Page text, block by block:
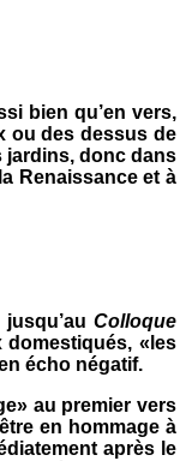
bien qu’en vers,
ou des dessus de
jardins, donc dans
Renaissance et à
jusqu’auColloque
«les
écho négatif.
au premier vers
en hommage à
après le